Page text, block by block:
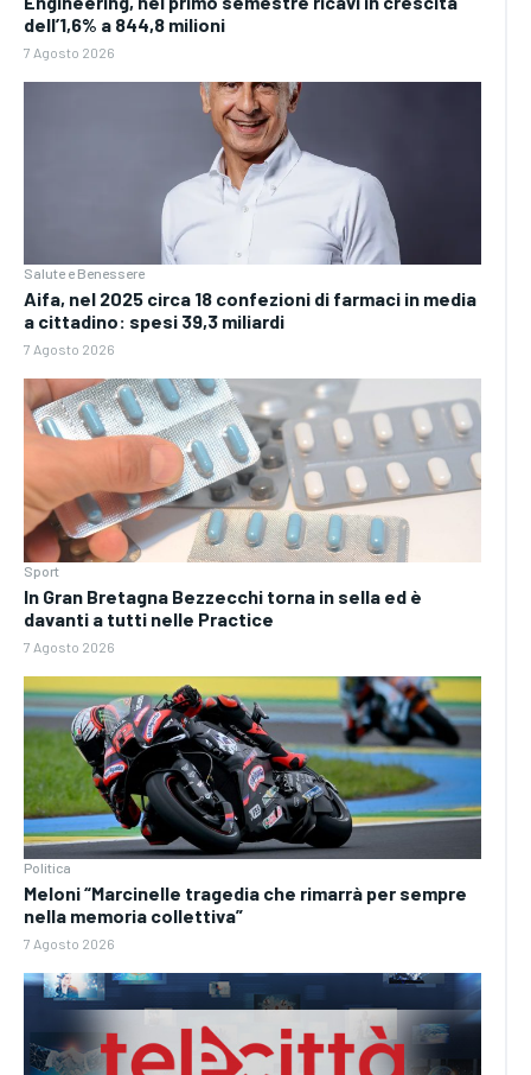
dell’1,6% a 844,8 milioni
7 Agosto 2026
Salute e Benessere
Aifa, nel 2025 circa 18 confezioni di farmaci in media
a cittadino: spesi 39,3 miliardi
7 Agosto 2026
Sport
In Gran Bretagna Bezzecchi torna in sella ed è
davanti a tutti nelle Practice
7 Agosto 2026
Politica
Meloni “Marcinelle tragedia che rimarrà per sempre
nella memoria collettiva”
7 Agosto 2026